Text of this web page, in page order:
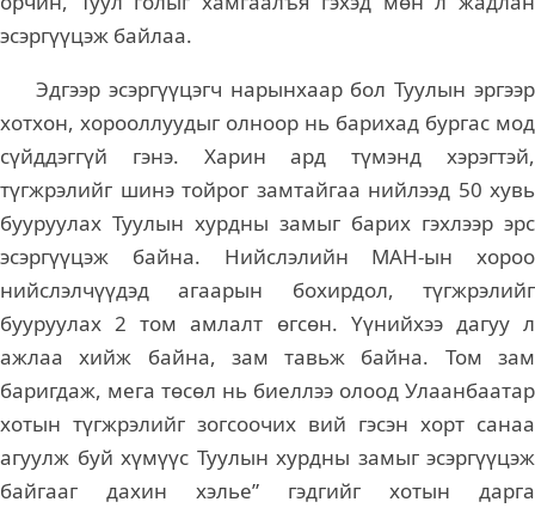
эсэргүүцэж байлаа.
Эдгээр эсэргүүцэгч нарынхаар бол Туулын эргээр
хотхон, хорооллуудыг олноор нь барихад бургас мод
сүйддэггүй гэнэ. Харин ард түмэнд хэрэгтэй,
түгжрэлийг шинэ тойрог замтайгаа нийлээд 50 хувь
бууруулах Туулын хурдны замыг барих гэхлээр эрс
эсэргүүцэж байна. Нийслэлийн МАН-ын хороо
нийслэлчүүдэд агаарын бохирдол, түгжрэлийг
бууруулах 2 том амлалт өгсөн. Үүнийхээ дагуу л
ажлаа хийж байна, зам тавьж байна. Том зам
баригдаж, мега төсөл нь биеллээ олоод Улаанбаатар
хотын түгжрэлийг зогсоочих вий гэсэн хорт санаа
агуулж буй хүмүүс Туулын хурдны замыг эсэргүүцэж
байгааг дахин хэлье” гэдгийг хотын дарга